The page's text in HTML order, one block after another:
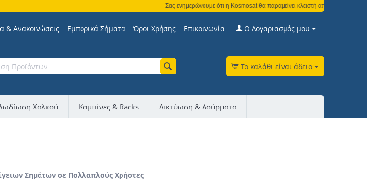
Σας ενημερώνουμε ότι η Kosmosat θα παραμείνει κλειστή από τη Δευτέρα 3
Ο Λογαριασμός μου
& Ανακοινώσεις Εμπορικά Σήματα Όροι Χρήσης Επικοινωνία
Το καλάθι είναι άδειο
Χαλκού Καμπίνες & Racks Δικτύωση & Ασύρματα
Σημάτων σε Πολλαπλούς Χρήστες